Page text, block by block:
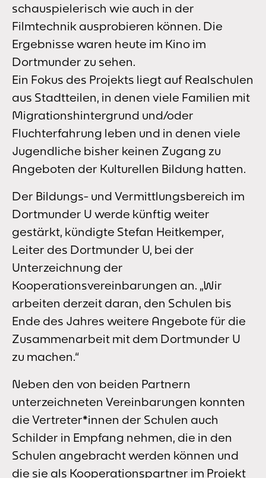
schauspielerisch wie auch in der
Filmtechnik ausprobieren können. Die
Ergebnisse waren heute im Kino im
Dortmunder zu sehen.
Ein Fokus des Projekts liegt auf Realschulen
aus Stadtteilen, in denen viele Familien mit
Migrationshintergrund und/oder
Fluchterfahrung leben und in denen viele
Jugendliche bisher keinen Zugang zu
Angeboten der Kulturellen Bildung hatten.
Der Bildungs- und Vermittlungsbereich im
Dortmunder U werde künftig weiter
gestärkt, kündigte Stefan Heitkemper,
Leiter des Dortmunder U, bei der
Unterzeichnung der
Kooperationsvereinbarungen an. „Wir
arbeiten derzeit daran, den Schulen bis
Ende des Jahres weitere Angebote für die
Zusammenarbeit mit dem Dortmunder U
zu machen.“
Neben den von beiden Partnern
unterzeichneten Vereinbarungen konnten
die Vertreter*innen der Schulen auch
Schilder in Empfang nehmen, die in den
Schulen angebracht werden können und
die sie als Kooperationspartner im Projekt